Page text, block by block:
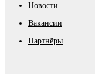
Новости
Вакансии
Партнёры